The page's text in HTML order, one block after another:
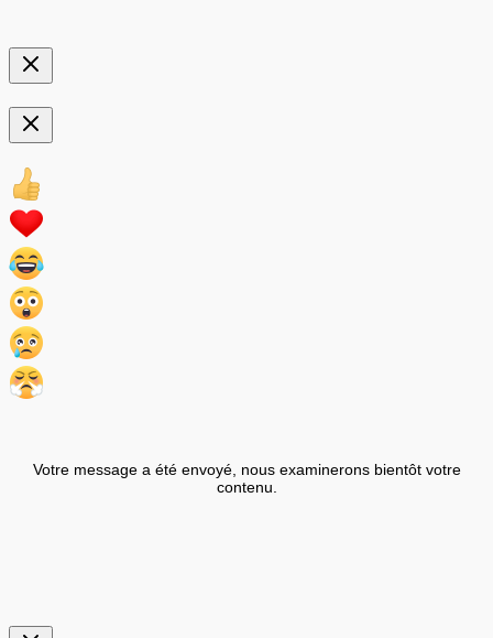
Votre message a été envoyé, nous examinerons bientôt votre
contenu.